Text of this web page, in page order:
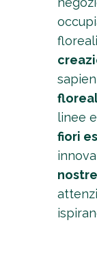
linee
fiori